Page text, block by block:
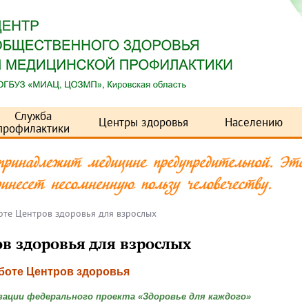
Служба
Центры здоровья Населению
Центров здоровья для взрослых
здоровья для взрослых
Центров здоровья
федерального проекта «Здоровье для каждого»